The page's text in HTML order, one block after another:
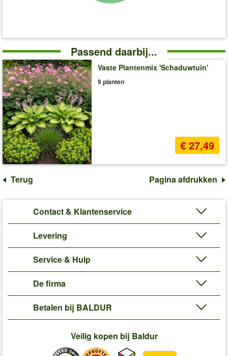
Passend daarbij...
Vaste Plantenmix 'Schaduwtuin'
9 planten
€ 27,49
Terug Pagina afdrukken
Contact & Klantenservice
Levering
Service & Hulp
De firma
Betalen bij BALDUR
Veilig kopen bij Baldur